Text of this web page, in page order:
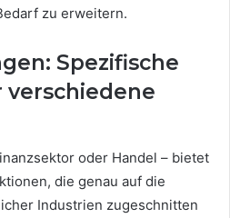
zu erweitern.
Spezifische
oder Handel – bietet
die genau auf die
Industrien zugeschnitten